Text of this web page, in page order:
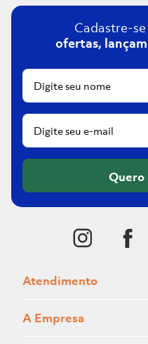
Cadastre-se
ofertas,
Quero
Atendimento
A Empresa